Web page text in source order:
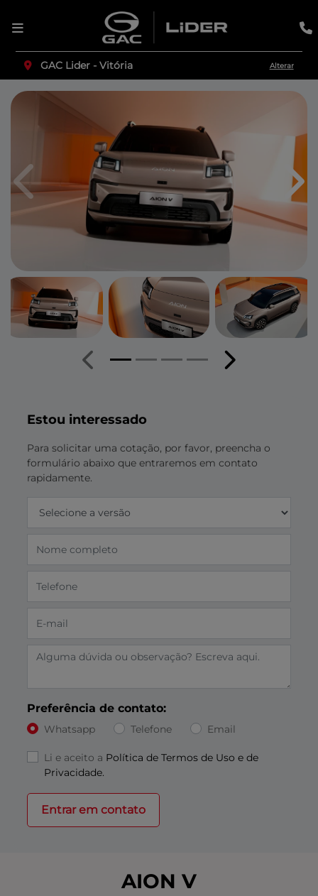
GAC Lider - Vitória Alterar
Estou interessado
Para solicitar uma cotação, por favor, preencha o
formulário abaixo que entraremos em contato
rapidamente.
Preferência de contato:
Whatsapp Telefone Email
Li e aceito a Política de Termos de Uso e de
Privacidade.
Entrar em contato
Anterior
Anterior Próximo
AION V